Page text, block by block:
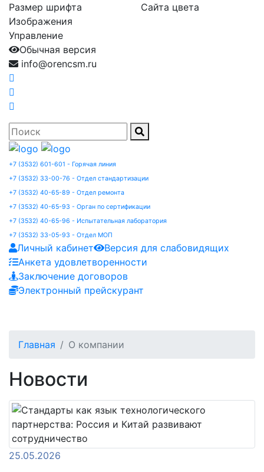
Размер шрифта
Сайта цвета
Изображения
Управление
Обычная версия
info@orencsm.ru
+7 (3532) 601-601 - Горячая линия
+7 (3532) 33-00-76 - Отдел стандартизации
+7 (3532) 40-65-89 - Отдел ремонта
+7 (3532) 40-65-93 - Орган по сертификации
+7 (3532) 40-65-96 - Испытательная лаборатория
+7 (3532) 33-05-93 - Отдел МОП
Личный кабинет
Версия для слабовидящих
Анкета удовлетворенности
Заключение договоров
Электронный прейскурант
Главная О компании
Новости
25.05.2026